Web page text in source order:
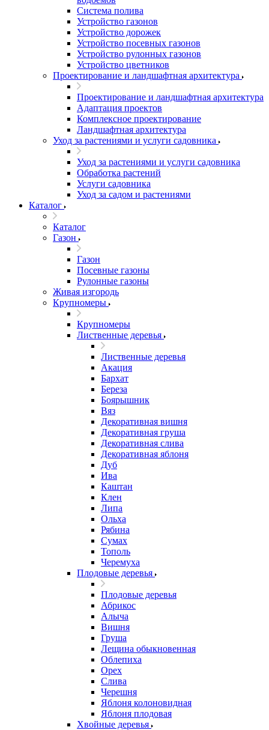
Система полива
Устройство газонов
Устройство дорожек
Устройство посевных газонов
Устройство рулонных газонов
Устройство цветников
Проектирование и ландшафтная архитектура
Проектирование и ландшафтная архитектура
Адаптация проектов
Комплексное проектирование
Ландшафтная архитектура
Уход за растениями и услуги садовника
Уход за растениями и услуги садовника
Обработка растений
Услуги садовника
Уход за садом и растениями
Каталог
Каталог
Газон
Газон
Посевные газоны
Рулонные газоны
Живая изгородь
Крупномеры
Крупномеры
Лиственные деревья
Лиственные деревья
Акация
Бархат
Береза
Боярышник
Вяз
Декоративная вишня
Декоративная груша
Декоративная слива
Декоративная яблоня
Дуб
Ива
Каштан
Клен
Липа
Ольха
Рябина
Сумах
Тополь
Черемуха
Плодовые деревья
Плодовые деревья
Абрикос
Алыча
Вишня
Груша
Лещина обыкновенная
Облепиха
Орех
Слива
Черешня
Яблоня колоновидная
Яблоня плодовая
Хвойные деревья